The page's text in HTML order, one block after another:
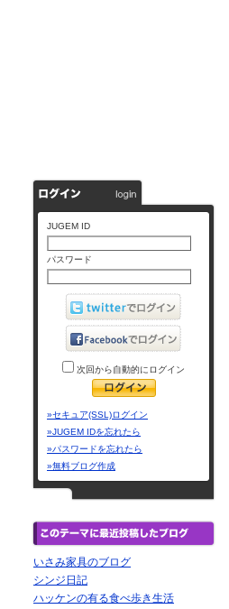
JUGEM ID
パスワード
次回から自動的にログイン
»セキュア(SSL)ログイン
»JUGEM IDを忘れたら
»パスワードを忘れたら
»無料ブログ作成
いさみ家具のブログ
シンジ日記
ハッケンの有る食べ歩き生活